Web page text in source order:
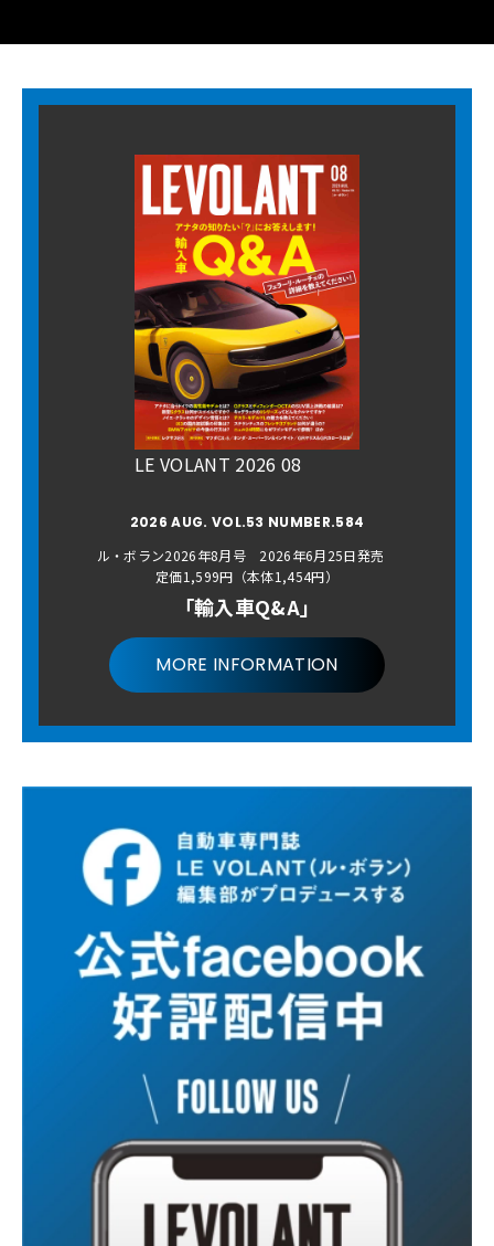
LE VOLANT 2026 08
2026 AUG. VOL.53 NUMBER.584
ル・ボラン2026年8月号 2026年6月25日発売
定価1,599円（本体1,454円）
「輸入車Q&A」
MORE INFORMATION